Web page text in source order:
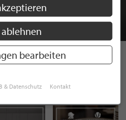
BEWERBEN
bearbeiten
& Datenschutz Kontakt